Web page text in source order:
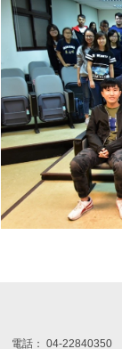
電話： 04-22840350